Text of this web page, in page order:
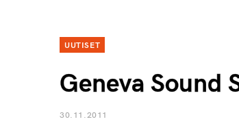
UUTISET
Geneva Sound
30.11.2011